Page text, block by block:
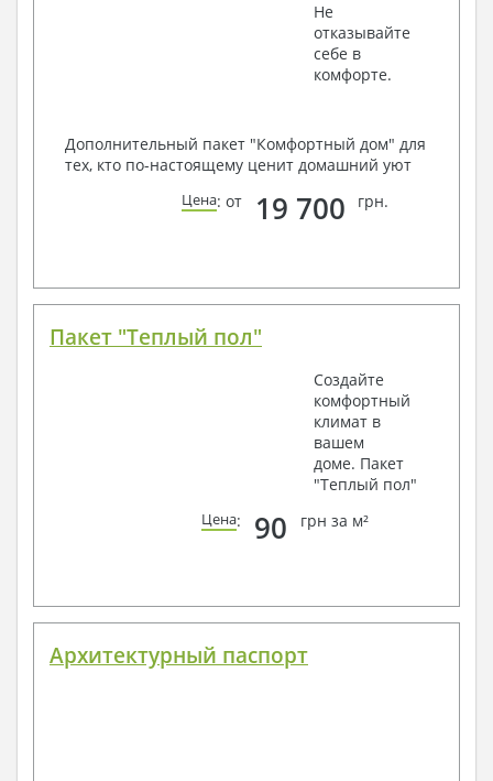
Не
отказывайте
себе в
комфорте.
Дополнительный пакет "Комфортный дом" для
тех, кто по-настоящему ценит домашний уют
Цена: от 19 700 грн.
Пакет "Теплый пол"
Создайте
комфортный
климат в
вашем
доме. Пакет
"Теплый пол"
Цена: 90 грн за м²
Архитектурный паспорт